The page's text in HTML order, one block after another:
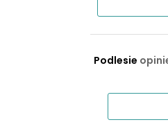
Podlesie